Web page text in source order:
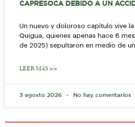
CAPRESOCA DEBIDO A UN
Un nuevo y doloroso capítulo vive la
Quigua, quienes apenas hace 8
de 2025) sepultaron en medio de
LEER MÁS >>
3 agosto 2026 No hay comentarios